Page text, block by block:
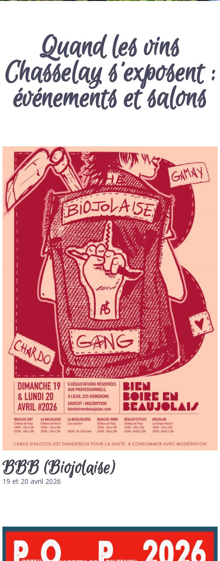
Quand les vins
Chasselay s’exposent :
événements et salons
BBB (Biojolaise)
19 et 20 avril 2026